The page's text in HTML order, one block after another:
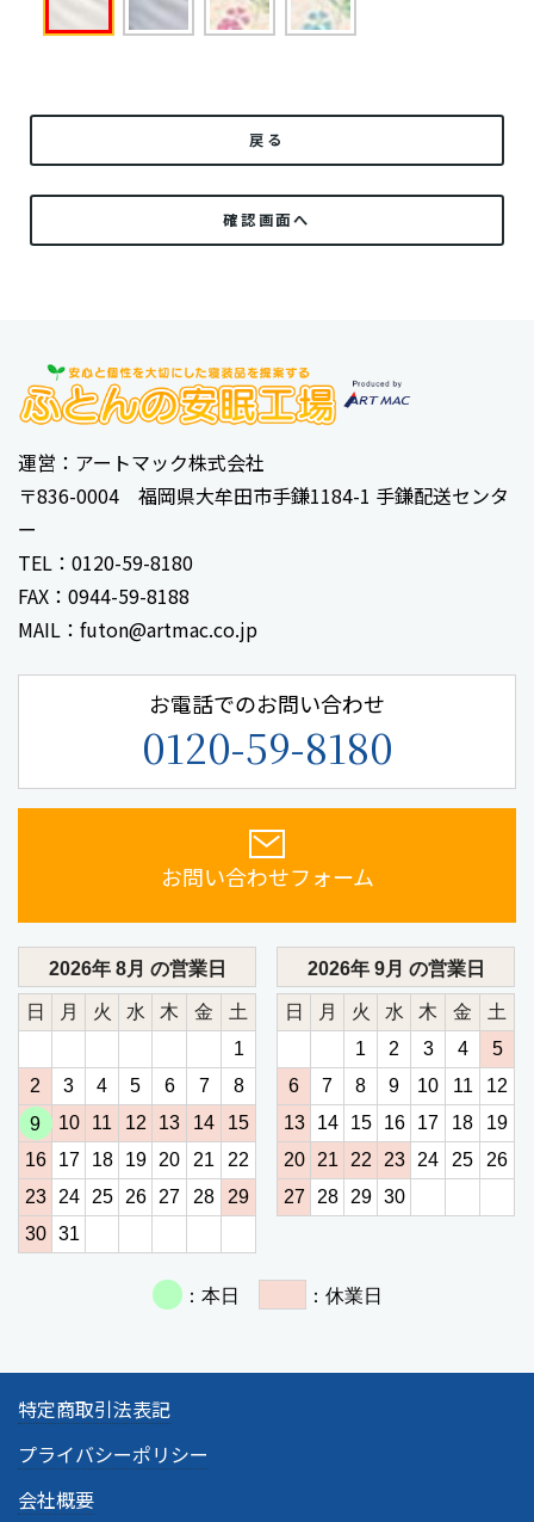
戻る
確認画面へ
運営：アートマック株式会社
〒836-0004 福岡県大牟田市手鎌1184-1 手鎌配送センタ
ー
TEL：0120-59-8180
FAX：0944-59-8188
MAIL：futon@artmac.co.jp
お電話でのお問い合わせ
0120-59-8180
お問い合わせフォーム
特定商取引法表記
プライバシーポリシー
会社概要